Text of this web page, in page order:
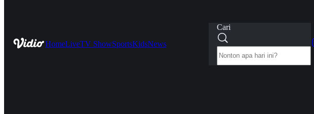
HomeLiveTV ShowSportsKidsNews
Cari